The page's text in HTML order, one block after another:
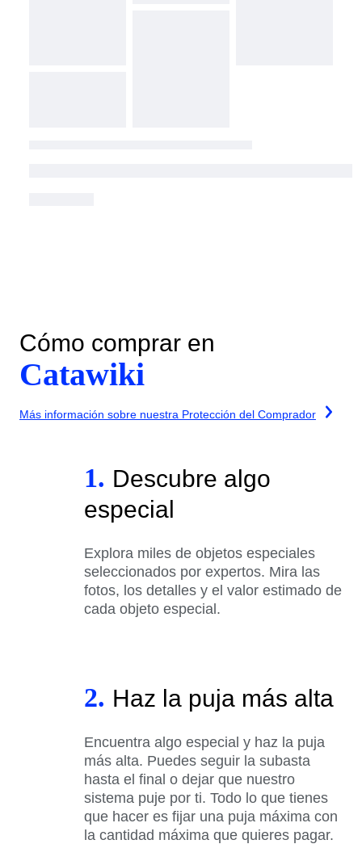
Cómo comprar en
Catawiki
Más información sobre nuestra Protección del Comprador
1. Descubre algo
especial
Explora miles de objetos especiales
seleccionados por expertos. Mira las
fotos, los detalles y el valor estimado de
cada objeto especial.
2. Haz la puja más alta
Encuentra algo especial y haz la puja
más alta. Puedes seguir la subasta
hasta el final o dejar que nuestro
sistema puje por ti. Todo lo que tienes
que hacer es fijar una puja máxima con
la cantidad máxima que quieres pagar.